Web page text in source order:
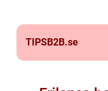
TIPSB2B.se